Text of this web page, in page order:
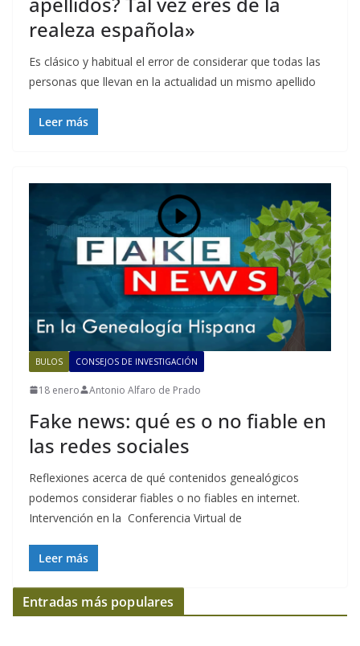
realeza española»
Es clásico y habitual el error de considerar que todas las
personas que llevan en la actualidad un mismo apellido
Leer más
BULOS CONSEJOS DE INVESTIGACIÓN
18 enero Antonio Alfaro de Prado
Fake news: qué es o no fiable en
las redes sociales
Reflexiones acerca de qué contenidos genealógicos
podemos considerar fiables o no fiables en internet.
Intervención en la Conferencia Virtual de
Leer más
Entradas más populares